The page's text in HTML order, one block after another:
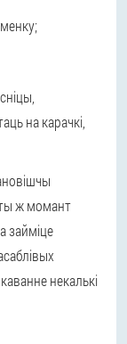
на карачкі,
ж момант
займіце
некалькі